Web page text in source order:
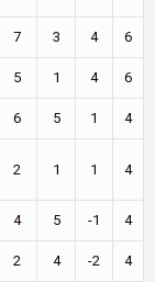
7 3 4 6
5 1 4 6
6 5 1 4
2 1 1 4
4 5 -1 4
2 4 -2 4